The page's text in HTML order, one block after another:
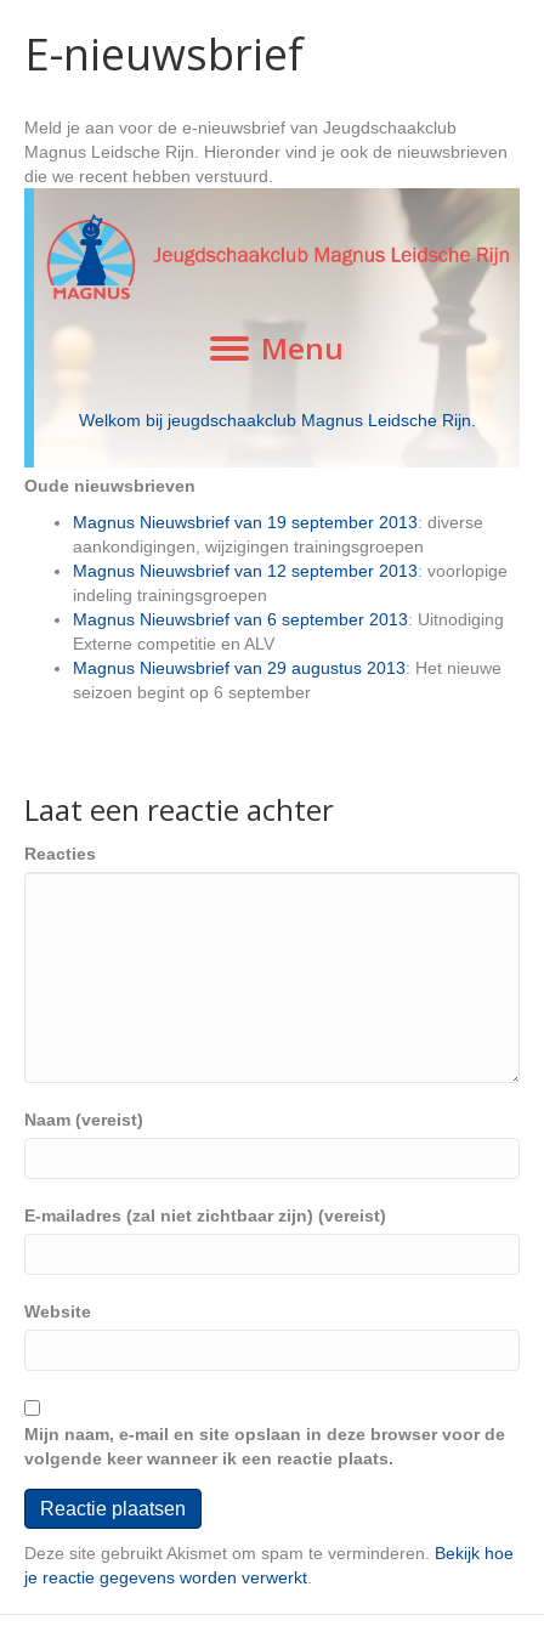
E-nieuwsbrief
Meld je aan voor de e-nieuwsbrief van Jeugdschaakclub
Magnus Leidsche Rijn. Hieronder vind je ook de nieuwsbrieven
die we recent hebben verstuurd.
Oude nieuwsbrieven
Magnus Nieuwsbrief van 19 september 2013: diverse
aankondigingen, wijzigingen trainingsgroepen
Magnus Nieuwsbrief van 12 september 2013: voorlopige
indeling trainingsgroepen
Magnus Nieuwsbrief van 6 september 2013: Uitnodiging
Externe competitie en ALV
Magnus Nieuwsbrief van 29 augustus 2013: Het nieuwe
seizoen begint op 6 september
Laat een reactie achter
Reacties
Naam (vereist)
E-mailadres (zal niet zichtbaar zijn) (vereist)
Website
Mijn naam, e-mail en site opslaan in deze browser voor de
volgende keer wanneer ik een reactie plaats.
Deze site gebruikt Akismet om spam te verminderen. Bekijk hoe
je reactie gegevens worden verwerkt